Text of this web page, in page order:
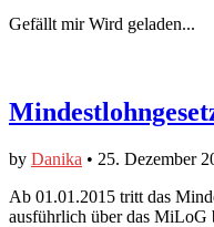
Gefällt mir Wird geladen...
by Danika • 25. Dezember
Ab 01.01.2015 tritt das
ausführlich über das